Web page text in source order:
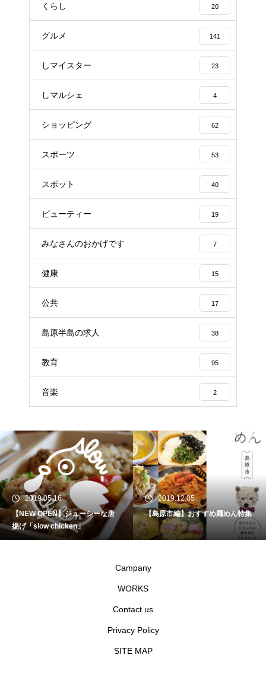
くらし 20
グルメ 141
しマイスター 23
しマルシェ 4
ショッピング 62
スポーツ 53
スポット 40
ビューティー 19
みなさんのおかげです 7
健康 15
公共 17
島原半島の求人 38
教育 95
音楽 2
2019.05.16
【NEW OPEN】ジューシーな唐
揚げ「slow chicken」
2019.12.05
【島原市編】おすすめ麺めん特集
Campany
WORKS
Contact us
Privacy Policy
SITE MAP